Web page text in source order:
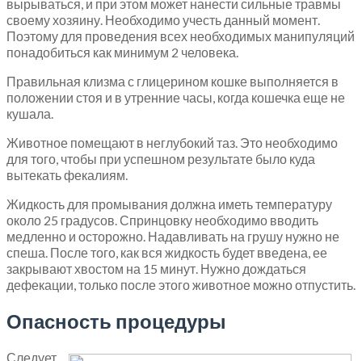
вырываться, и при этом может нанести сильные травмы
своему хозяину. Необходимо учесть данный момент.
Поэтому для проведения всех необходимых манипуляций
понадобиться как минимум 2 человека.
Правильная клизма с глицерином кошке выполняется в
положении стоя и в утренние часы, когда кошечка еще не
кушала.
Животное помещают в неглубокий таз. Это необходимо
для того, чтобы при успешном результате было куда
вытекать фекалиям.
Жидкость для промывания должна иметь температуру
около 25 градусов. Спринцовку необходимо вводить
медленно и осторожно. Надавливать на грушу нужно не
спеша. После того, как вся жидкость будет введена, ее
закрывают хвостом на 15 минут. Нужно дождаться
дефекации, только после этого животное можно отпустить.
Опасность процедуры
Следует